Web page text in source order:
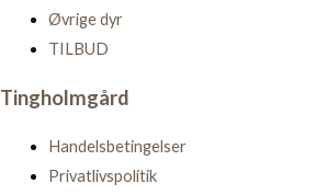
Øvrige dyr
TILBUD
Tingholmgård
Handelsbetingelser
Privatlivspolitik